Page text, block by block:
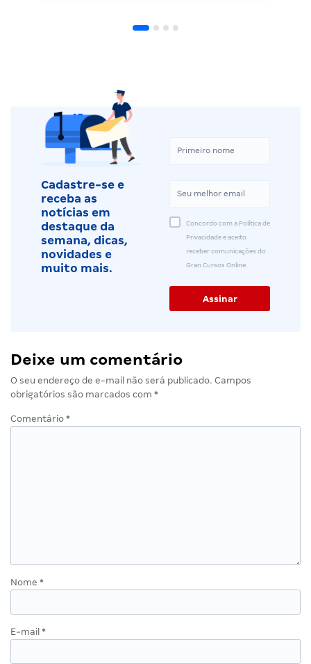
Cadastre-se e
receba as
notícias em
destaque da
semana, dicas,
novidades e
muito mais.
Concordo com a Política de
Privacidade e aceito
receber comunicações do
Gran Cursos Online.
Deixe um comentário
O seu endereço de e-mail não será publicado. Campos
obrigatórios são marcados com *
Comentário *
Nome *
E-mail *